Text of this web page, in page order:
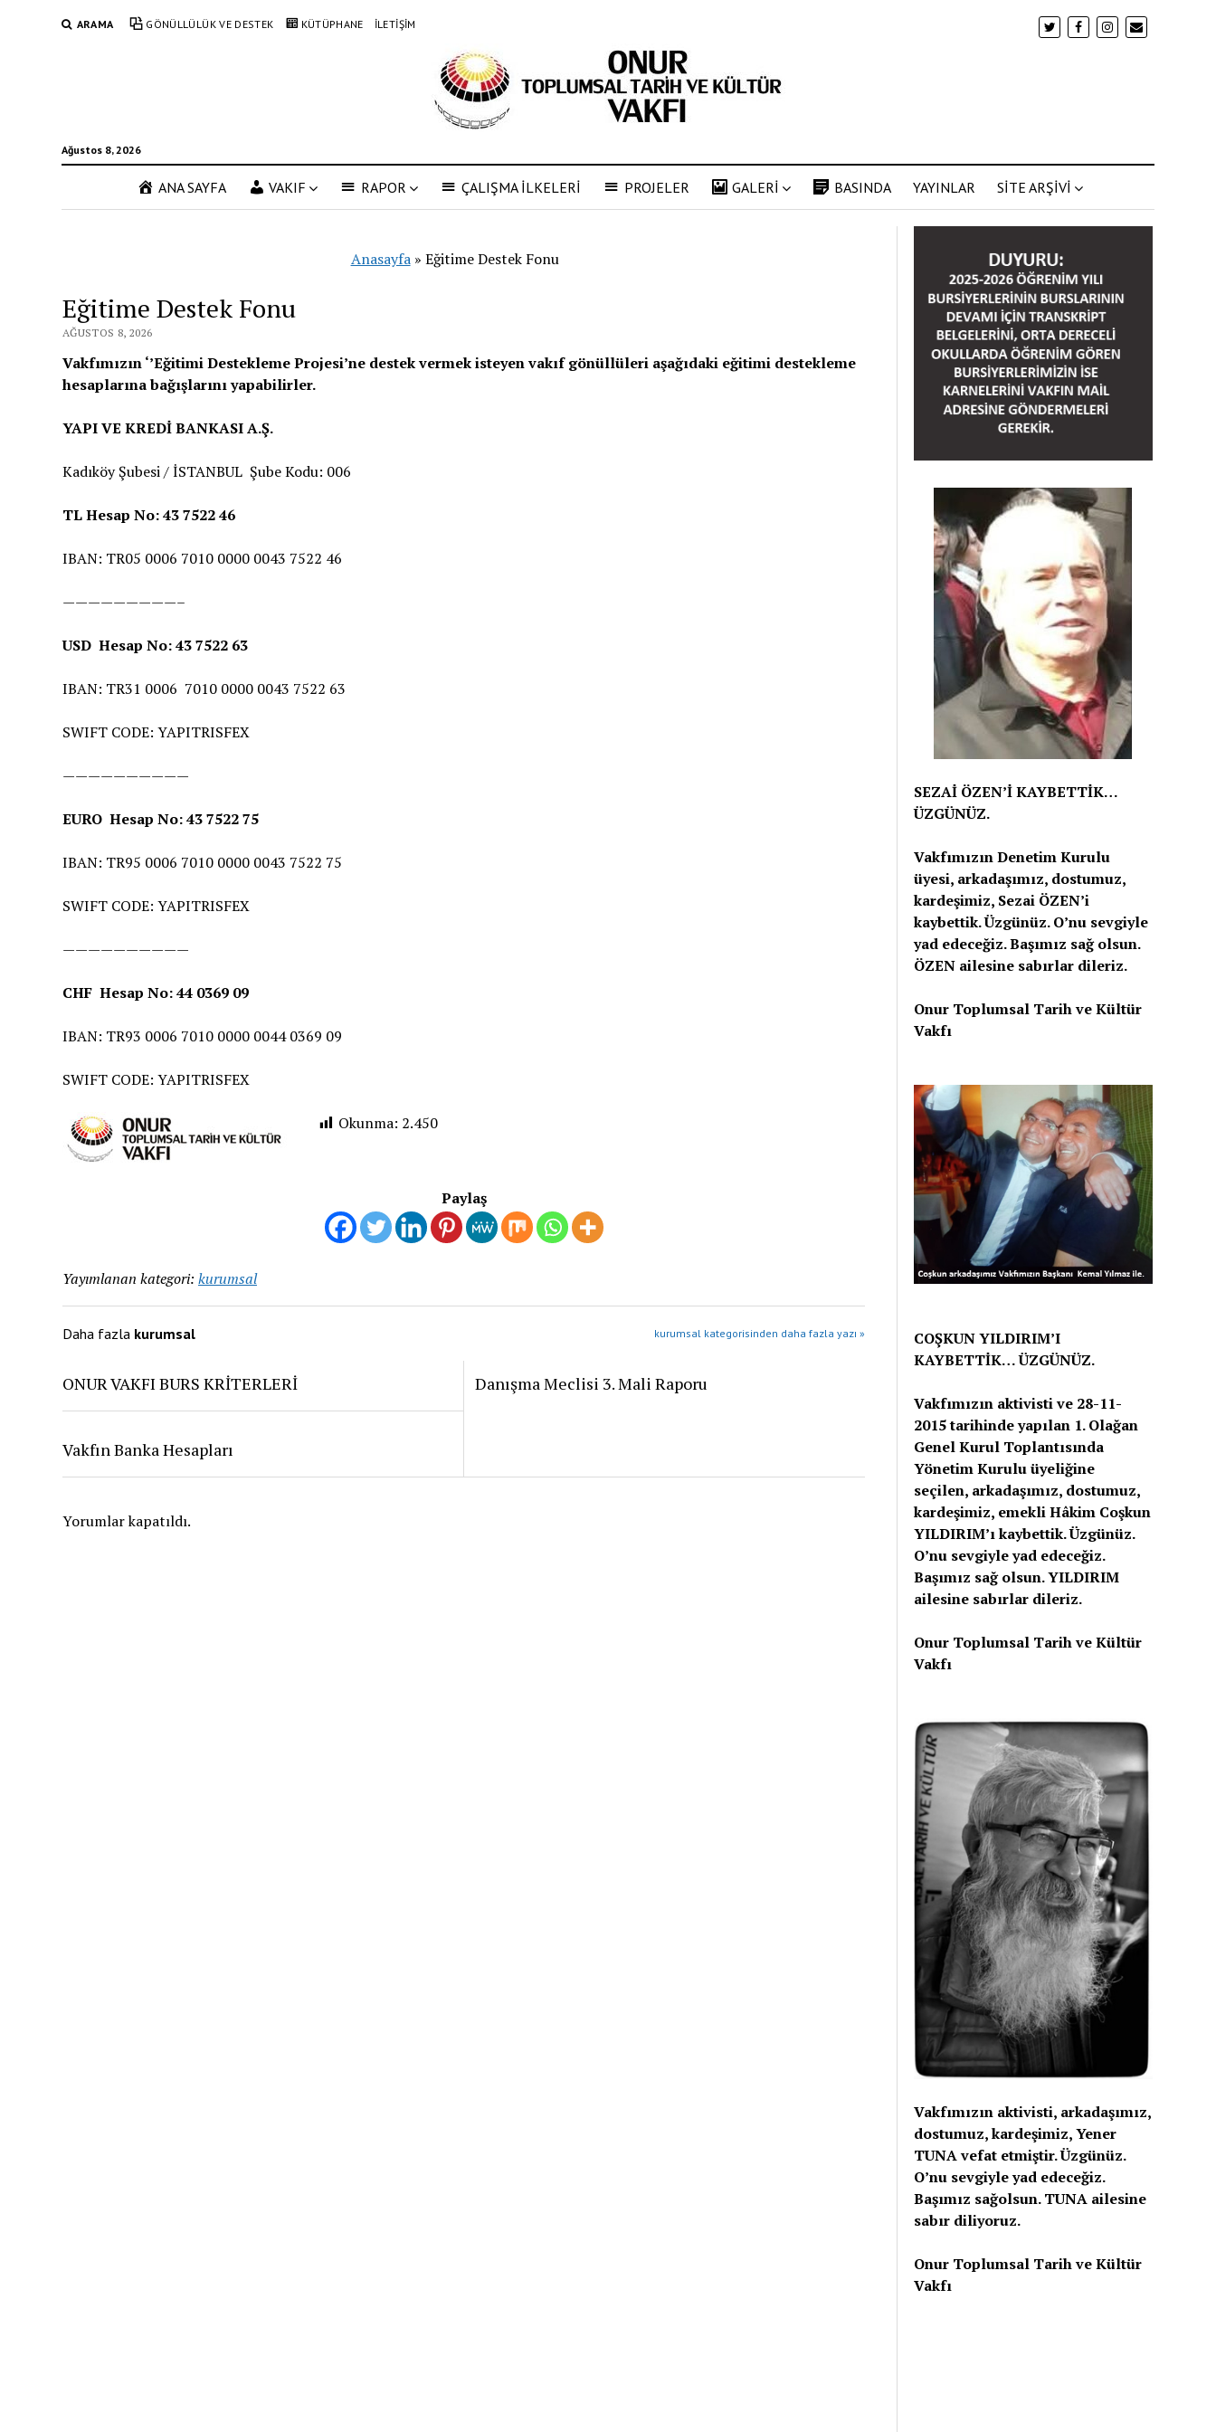
ARAMA GÖNÜLLÜLÜK VE DESTEK KÜTÜPHANE İLETİŞİM
Ağustos 8, 2026
ANA SAYFA VAKIF RAPOR ÇALIŞMA İLKELERİ PROJELER GALERİ BASINDA YAYINLAR SİTE ARŞİVİ
Anasayfa» Eğitime Destek Fonu
Eğitime Destek Fonu
AĞUSTOS 8, 2026
Vakfımızın ‘’Eğitimi Destekleme Projesi’ne destek vermek isteyen vakıf gönüllüleri aşağıdaki eğitimi destekleme
hesaplarına bağışlarını yapabilirler.
YAPI VE KREDİ BANKASI A.Ş.
Kadıköy Şubesi / İSTANBUL Şube Kodu: 006
TL Hesap No: 43 7522 46
IBAN: TR05 0006 7010 0000 0043 7522 46
—————————–
USD Hesap No: 43 7522 63
IBAN: TR31 0006 7010 0000 0043 7522 63
SWIFT CODE: YAPITRISFEX
——————————
EURO Hesap No: 43 7522 75
IBAN: TR95 0006 7010 0000 0043 7522 75
SWIFT CODE: YAPITRISFEX
——————————
CHF Hesap No: 44 0369 09
IBAN: TR93 0006 7010 0000 0044 0369 09
SWIFT CODE: YAPITRISFEX
Okunma: 2.450
Paylaş
Yayımlanan kategori: kurumsal
Daha fazla kurumsal kurumsal kategorisinden daha fazla yazı »
ONUR VAKFI BURS KRİTERLERİ Danışma Meclisi 3. Mali Raporu
Vakfın Banka Hesapları
Yorumlar kapatıldı.
SEZAİ ÖZEN’İ KAYBETTİK…
ÜZGÜNÜZ.
Vakfımızın Denetim Kurulu
üyesi, arkadaşımız, dostumuz,
kardeşimiz, Sezai ÖZEN’i
kaybettik. Üzgünüz. O’nu sevgiyle
yad edeceğiz. Başımız sağ olsun.
ÖZEN ailesine sabırlar dileriz.
Onur Toplumsal Tarih ve Kültür
Vakfı
COŞKUN YILDIRIM’I
KAYBETTİK… ÜZGÜNÜZ.
Vakfımızın aktivisti ve 28-11-
2015 tarihinde yapılan 1. Olağan
Genel Kurul Toplantısında
Yönetim Kurulu üyeliğine
seçilen, arkadaşımız, dostumuz,
kardeşimiz, emekli Hâkim Coşkun
YILDIRIM’ı kaybettik. Üzgünüz.
O’nu sevgiyle yad edeceğiz.
Başımız sağ olsun. YILDIRIM
ailesine sabırlar dileriz.
Onur Toplumsal Tarih ve Kültür
Vakfı
Vakfımızın aktivisti, arkadaşımız,
dostumuz, kardeşimiz, Yener
TUNA vefat etmiştir. Üzgünüz.
O’nu sevgiyle yad edeceğiz.
Başımız sağolsun. TUNA ailesine
sabır diliyoruz.
Onur Toplumsal Tarih ve Kültür
Vakfı